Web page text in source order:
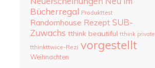
Bücherregal Produkttest
Randomhouse Rezept SUB-
Zuwachs tthink beautiful tthink private
tthinkttwice-Rezi vorgestellt
Weihnachten